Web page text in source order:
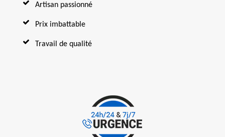
Artisan passionné
Prix imbattable
Travail de qualité